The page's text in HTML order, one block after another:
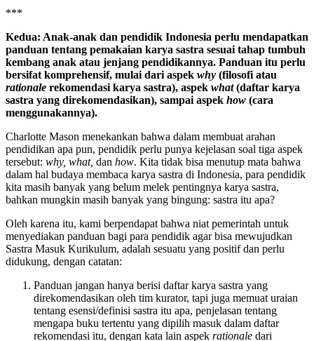
***
Kedua: Anak-anak dan pendidik Indonesia perlu mendapatkan
panduan tentang pemakaian karya sastra sesuai tahap tumbuh
kembang anak atau jenjang pendidikannya. Panduan itu perlu
bersifat komprehensif, mulai dari aspek why (filosofi atau
rationale rekomendasi karya sastra), aspek what(daftar karya
sastra yang direkomendasikan), sampai aspek how (cara
menggunakannya).
Charlotte Mason menekankan bahwa dalam membuat arahan
pendidikan apa pun, pendidik perlu punya kejelasan soal tiga aspek
tersebut: why, what, dan how. Kita tidak bisa menutup mata bahwa
dalam hal budaya membaca karya sastra di Indonesia, para pendidik
kita masih banyak yang belum melek pentingnya karya sastra,
bahkan mungkin masih banyak yang bingung: sastra itu apa?
Oleh karena itu, kami berpendapat bahwa niat pemerintah untuk
menyediakan panduan bagi para pendidik agar bisa mewujudkan
Sastra Masuk Kurikulum, adalah sesuatu yang positif dan perlu
didukung, dengan catatan:
Panduan jangan hanya berisi daftar karya sastra yang
direkomendasikan oleh tim kurator, tapi juga memuat uraian
tentang esensi/definisi sastra itu apa, penjelasan tentang
mengapa buku tertentu yang dipilih masuk dalam daftar
rekomendasi itu, dengan kata lain aspek rationale dari